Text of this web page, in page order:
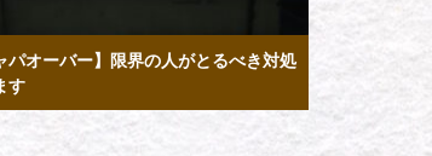
パオーバー】限界の人がとるべき対処
す